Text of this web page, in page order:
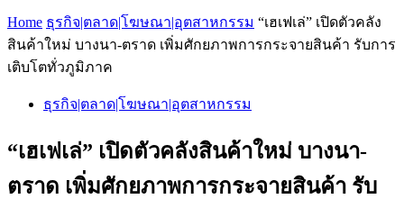
Home ธุรกิจ|ตลาด|โฆษณา|อุตสาหกรรม “เฮเฟเล่” เปิดตัวคลัง
สินค้าใหม่ บางนา-ตราด เพิ่มศักยภาพการกระจายสินค้า รับการ
เติบโตทั่วภูมิภาค
ธุรกิจ|ตลาด|โฆษณา|อุตสาหกรรม
“เฮเฟเล่” เปิดตัวคลังสินค้าใหม่ บางนา-
ตราด เพิ่มศักยภาพการกระจายสินค้า รับ